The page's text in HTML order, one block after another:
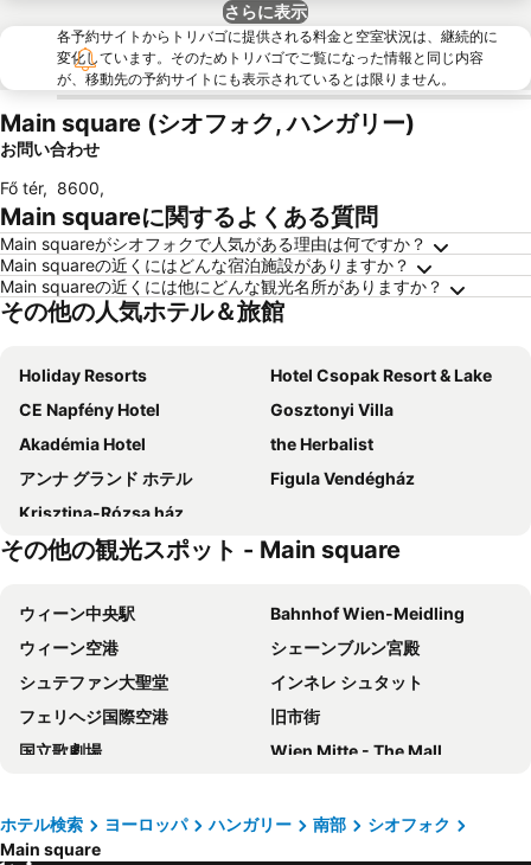
さらに表示
各予約サイトからトリバゴに提供される料金と空室状況は、継続的に
変化しています。そのためトリバゴでご覧になった情報と同じ内容
が、移動先の予約サイトにも表示されているとは限りません。
Main square (シオフォク, ハンガリー)
お問い合わせ
Fő tér, 8600,
Main squareに関するよくある質問
Main squareがシオフォクで人気がある理由は何ですか？
Main squareの近くにはどんな宿泊施設がありますか？
Main squareの近くには他にどんな観光名所がありますか？
その他の人気ホテル＆旅館
Holiday Resorts
Hotel Csopak Resort & Lake
CE Napfény Hotel
Gosztonyi Villa
Akadémia Hotel
the Herbalist
アンナ グランド ホテル
Figula Vendégház
Krisztina-Rózsa ház
その他の観光スポット - Main square
ウィーン中央駅
Bahnhof Wien-Meidling
ウィーン空港
シェーンブルン宮殿
シュテファン大聖堂
インネレ シュタット
フェリヘジ国際空港
旧市街
国立歌劇場
Wien Mitte - The Mall
Bahnhof Wien Hütteldorf
Deák Ferenc tér metro station
U2 Station Stadion
ホテル検索 ヨーロッパ ハンガリー 南部
シオフォク
Main square